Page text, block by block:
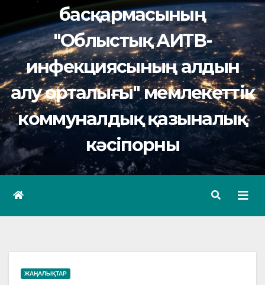
басқармасының
"Облыстық АИТВ-
инфекциясының алдын
алу орталығы" мемлекеттік
коммуналдық қазыналық
кәсіпорны
ЖАҢАЛЫҚТАР